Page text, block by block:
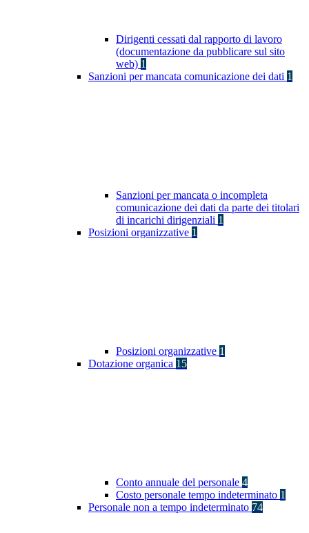
Dirigenti cessati dal rapporto di lavoro
(documentazione da pubblicare sul sito
web) 1
Sanzioni per mancata comunicazione dei dati 1
Sanzioni per mancata o incompleta
comunicazione dei dati da parte dei titolari
di incarichi dirigenziali 1
Posizioni organizzative 1
Posizioni organizzative 1
Dotazione organica 15
Conto annuale del personale 4
Costo personale tempo indeterminato 1
Personale non a tempo indeterminato 74